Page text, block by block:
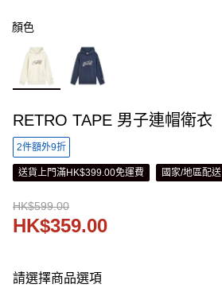
顏色
RETRO TAPE 男子連帽衛衣
2件額外9折
送貨上門滿HK$399.00免運費 國家/地區配送
HK$599.00
HK$359.00
請選擇商品選項